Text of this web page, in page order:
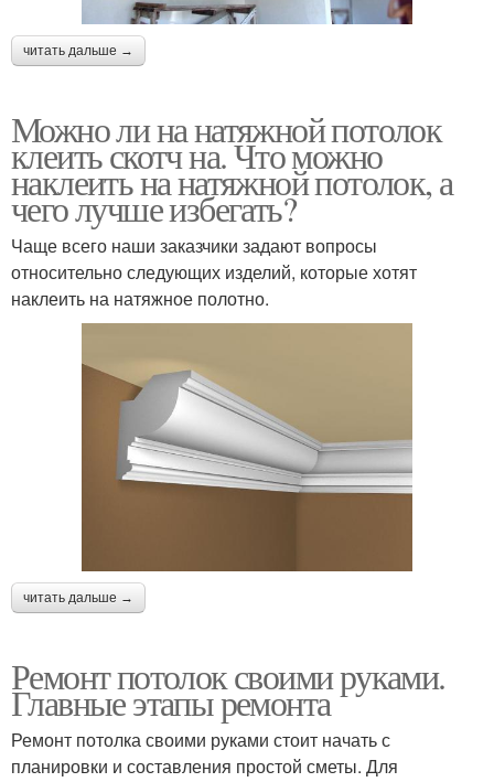
читать дальше →
Можно ли на натяжной потолок
клеить скотч на. Что можно
наклеить на натяжной потолок, а
чего лучше избегать?
Чаще всего наши заказчики задают вопросы
относительно следующих изделий, которые хотят
наклеить на натяжное полотно.
читать дальше →
Ремонт потолок своими руками.
Главные этапы ремонта
Ремонт потолка своими руками стоит начать с
планировки и составления простой сметы. Для